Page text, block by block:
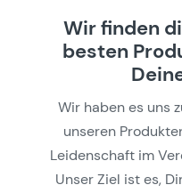
Wir finden
besten
Wir haben es uns
unseren
Leidenschaft im
Unser Ziel ist es,